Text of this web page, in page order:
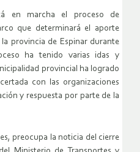
en marcha el proceso de
que determinará el aporte
provincia de Espinar durante
ha tenido varias idas y
provincial ha logrado
con las organizaciones
y respuesta por parte de la
preocupa la noticia del cierre